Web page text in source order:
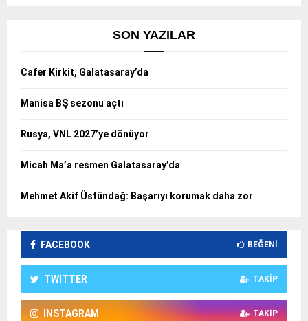
SON YAZILAR
Cafer Kirkit, Galatasaray’da
Manisa BŞ sezonu açtı
Rusya, VNL 2027’ye dönüyor
Micah Ma’a resmen Galatasaray’da
Mehmet Akif Üstündağ: Başarıyı korumak daha zor
FACEBOOK BEĞENI
TWITTER TAKIP
INSTAGRAM TAKIP